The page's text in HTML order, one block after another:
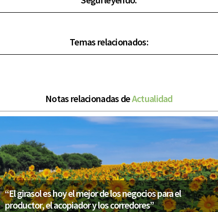
Temas relacionados:
Notas relacionadas deActualidad
“El girasol es hoy el mejor de los negocios para el
productor, el acopiador y los corredores”